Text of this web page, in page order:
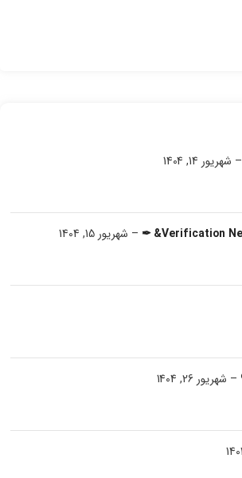
– شهریور 14, 1404
– شهریور 15, 1404
– شهریور 26, 1404